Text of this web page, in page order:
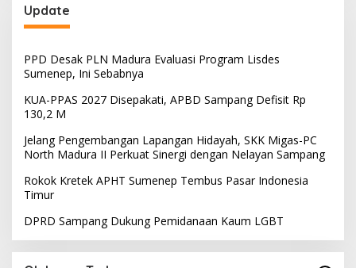
Update
PPD Desak PLN Madura Evaluasi Program Lisdes
Sumenep, Ini Sebabnya
KUA-PPAS 2027 Disepakati, APBD Sampang Defisit Rp
130,2 M
Jelang Pengembangan Lapangan Hidayah, SKK Migas-PC
North Madura II Perkuat Sinergi dengan Nelayan Sampang
Rokok Kretek APHT Sumenep Tembus Pasar Indonesia
Timur
DPRD Sampang Dukung Pemidanaan Kaum LGBT